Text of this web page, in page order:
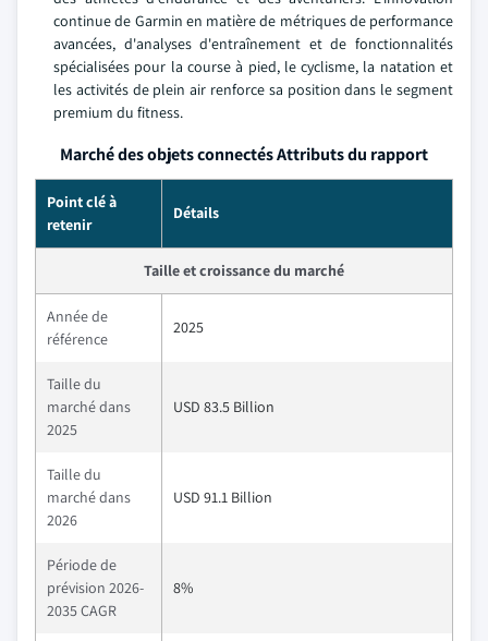
continue de Garmin en matière de métriques de performance
avancées, d'analyses d'entraînement et de fonctionnalités
spécialisées pour la course à pied, le cyclisme, la natation et
les activités de plein air renforce sa position dans le segment
premium du fitness.
Marché des objets connectés Attributs du rapport
Point clé à
retenir
Détails
Taille et croissance du marché
Année de
référence
2025
Taille du
marché dans
2025
USD 83.5 Billion
Taille du
marché dans
2026
USD 91.1 Billion
Période de
prévision 2026-
2035 CAGR
8%